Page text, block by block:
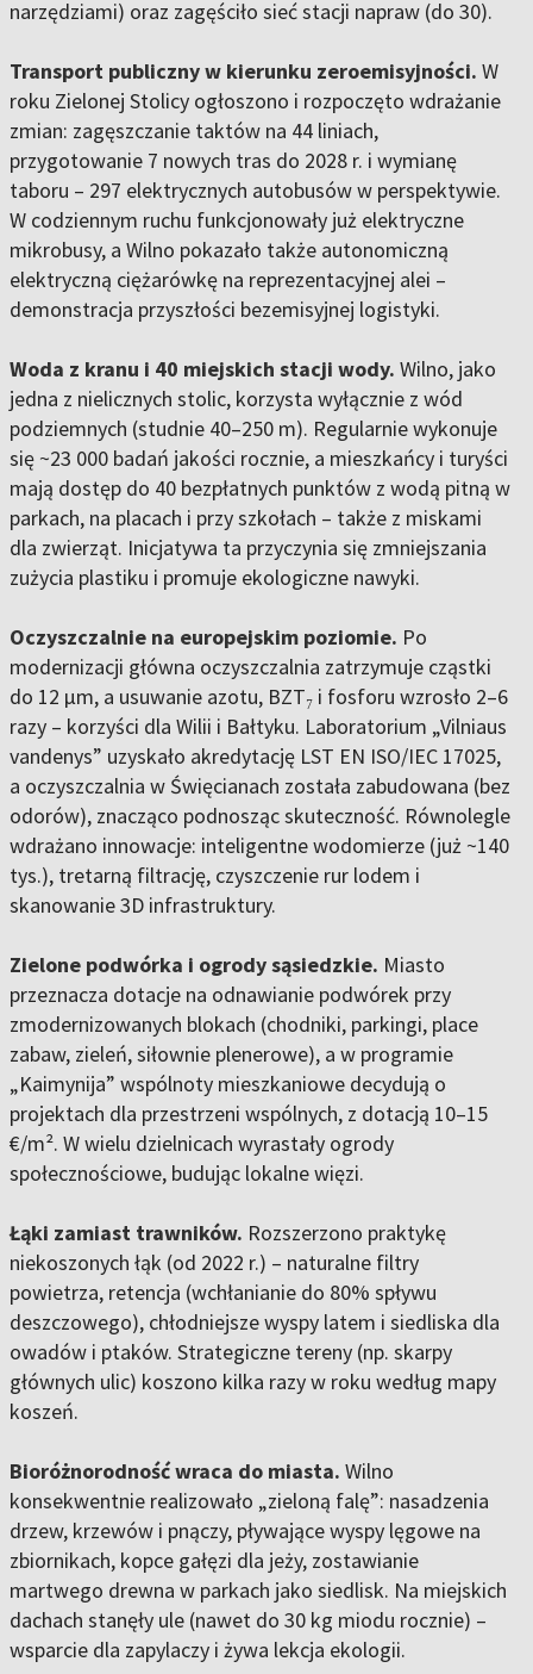
narzędziami) oraz zagęściło sieć stacji napraw (do 30).
Transport publiczny w kierunku zeroemisyjności. W
roku Zielonej Stolicy ogłoszono i rozpoczęto wdrażanie
zmian: zagęszczanie taktów na 44 liniach,
przygotowanie 7 nowych tras do 2028 r. i wymianę
taboru – 297 elektrycznych autobusów w perspektywie.
W codziennym ruchu funkcjonowały już elektryczne
mikrobusy, a Wilno pokazało także autonomiczną
elektryczną ciężarówkę na reprezentacyjnej alei –
demonstracja przyszłości bezemisyjnej logistyki.
Woda z kranu i 40 miejskich stacji wody. Wilno, jako
jedna z nielicznych stolic, korzysta wyłącznie z wód
podziemnych (studnie 40–250 m). Regularnie wykonuje
się ~23 000 badań jakości rocznie, a mieszkańcy i turyści
mają dostęp do 40 bezpłatnych punktów z wodą pitną w
parkach, na placach i przy szkołach – także z miskami
dla zwierząt. Inicjatywa ta przyczynia się zmniejszania
zużycia plastiku i promuje ekologiczne nawyki.
Oczyszczalnie na europejskim poziomie. Po
modernizacji główna oczyszczalnia zatrzymuje cząstki
do 12 μm, a usuwanie azotu, BZT₇ i fosforu wzrosło 2–6
razy – korzyści dla Wilii i Bałtyku. Laboratorium „Vilniaus
vandenys” uzyskało akredytację LST EN ISO/IEC 17025,
a oczyszczalnia w Święcianach została zabudowana (bez
odorów), znacząco podnosząc skuteczność. Równolegle
wdrażano innowacje: inteligentne wodomierze (już ~140
tys.), tretarną filtrację, czyszczenie rur lodem i
skanowanie 3D infrastruktury.
Zielone podwórka i ogrody sąsiedzkie. Miasto
przeznacza dotacje na odnawianie podwórek przy
zmodernizowanych blokach (chodniki, parkingi, place
zabaw, zieleń, siłownie plenerowe), a w programie
„Kaimynija” wspólnoty mieszkaniowe decydują o
projektach dla przestrzeni wspólnych, z dotacją 10–15
€/m². W wielu dzielnicach wyrastały ogrody
społecznościowe, budując lokalne więzi.
Łąki zamiast trawników. Rozszerzono praktykę
niekoszonych łąk (od 2022 r.) – naturalne filtry
powietrza, retencja (wchłanianie do 80% spływu
deszczowego), chłodniejsze wyspy latem i siedliska dla
owadów i ptaków. Strategiczne tereny (np. skarpy
głównych ulic) koszono kilka razy w roku według mapy
koszeń.
Bioróżnorodność wraca do miasta. Wilno
konsekwentnie realizowało „zieloną falę”: nasadzenia
drzew, krzewów i pnączy, pływające wyspy lęgowe na
zbiornikach, kopce gałęzi dla jeży, zostawianie
martwego drewna w parkach jako siedlisk. Na miejskich
dachach stanęły ule (nawet do 30 kg miodu rocznie) –
wsparcie dla zapylaczy i żywa lekcja ekologii.